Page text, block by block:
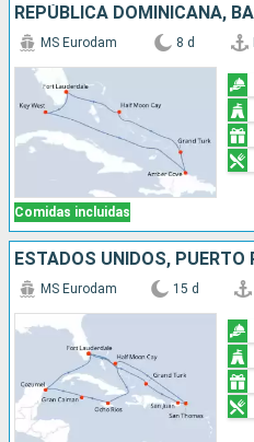
Comidas incluidas
MS Eurodam 8 d
MS Eurodam 15 d